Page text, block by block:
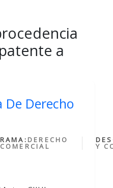
a
De Derecho
RAMA: DERECHO
COMERCIAL Y